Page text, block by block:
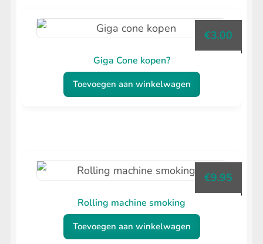
Giga Cone kopen?
€3.00
Toevoegen aan winkelwagen
Rolling machine smoking
€9.95
Toevoegen aan winkelwagen